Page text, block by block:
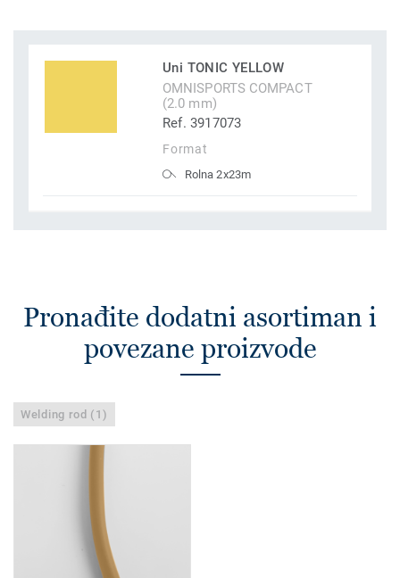
Uni TONIC YELLOW
OMNISPORTS COMPACT
(2.0 mm)
Ref. 3917073
Format
Rolna 2x23m
Pronađite dodatni asortiman i
povezane proizvode
Welding rod (1)